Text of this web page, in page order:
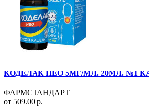
КОДЕЛАК НЕО 5МГ/МЛ. 20МЛ. №1
ФАРМСТАНДАРТ
от 509.00 р.